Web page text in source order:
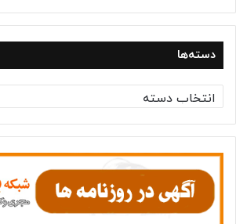
دسته‌ها
س
ت
ه